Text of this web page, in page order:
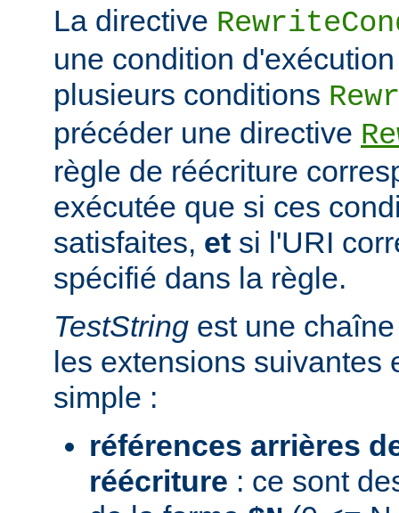
La directive
une condition
plusieurs conditions
précéder une directive
règle de réécriture
exécutée que si ces
satisfaites, et si l'URI
spécifié dans la règle.
TestString est une
les extensions suivantes
simple :
références arrières
réécriture : ce sont